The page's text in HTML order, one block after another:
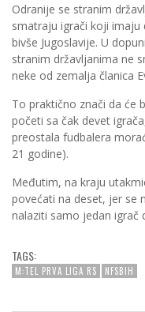
Odranije se stranim
smatraju igrači koji imaju
bivše Jugoslavije. U
stranim državljanima ne
neke od zemalja članica
To praktično znači da će
početi sa čak devet
preostala fudbalera
21 godine).
Međutim, na kraju
povećati na deset, jer se
nalaziti samo jedan igrač
TAGS:
M:TEL PRVA LIGA RS NFSBIH